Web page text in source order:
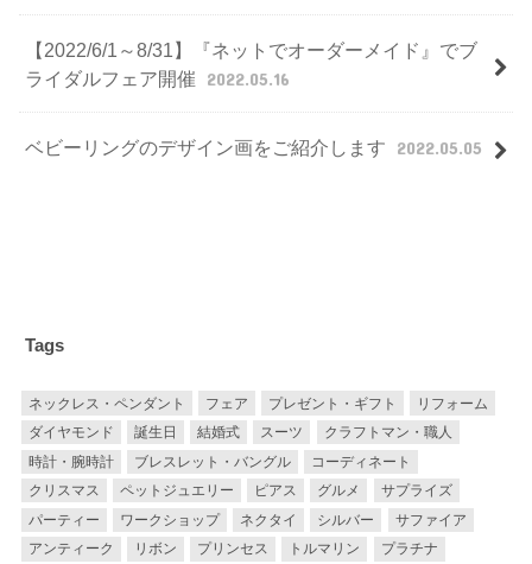
【2022/6/1～8/31】『ネットでオーダーメイド』でブ
ライダルフェア開催
2022.05.16
ベビーリングのデザイン画をご紹介します 2022.05.05
Tags
ネックレス・ペンダント フェア プレゼント・ギフト
リフォーム
ダイヤモンド
誕生日 結婚式 スーツ
クラフトマン・職人
時計・腕時計
ブレスレット・バングル
コーディネート
クリスマス
ペットジュエリー ピアス グルメ
サプライズ
パーティー
ワークショップ ネクタイ シルバー
サファイア
アンティーク
リボン プリンセス トルマリン
プラチナ